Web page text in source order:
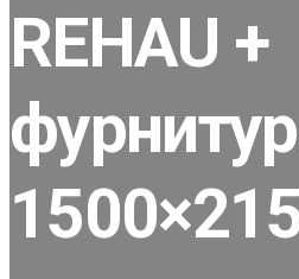
REHAU +